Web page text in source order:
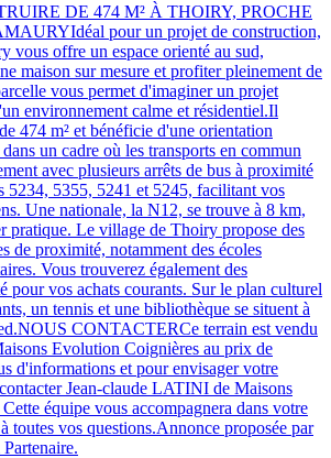
DE 474 M² À THOIRY, PROCHE
pour un projet de construction,
vous offre un espace orienté au sud,
maison sur mesure et profiter pleinement de
vous permet d'imaginer un projet
environnement calme et résidentiel.Il
474 m² et bénéficie d'une orientation
un cadre où les transports en commun
avec plusieurs arrêts de bus à proximité
5234, 5355, 5241 et 5245, facilitant vos
Une nationale, la N12, se trouve à 8 km,
pratique. Le village de Thoiry propose des
de proximité, notamment des écoles
Vous trouverez également des
pour vos achats courants. Sur le plan culturel
un tennis et une bibliothèque se situent à
CONTACTERCe terrain est vendu
Evolution Coignières au prix de
d'informations et pour envisager votre
Jean-claude LATINI de Maisons
équipe vous accompagnera dans votre
toutes vos questions.Annonce proposée par